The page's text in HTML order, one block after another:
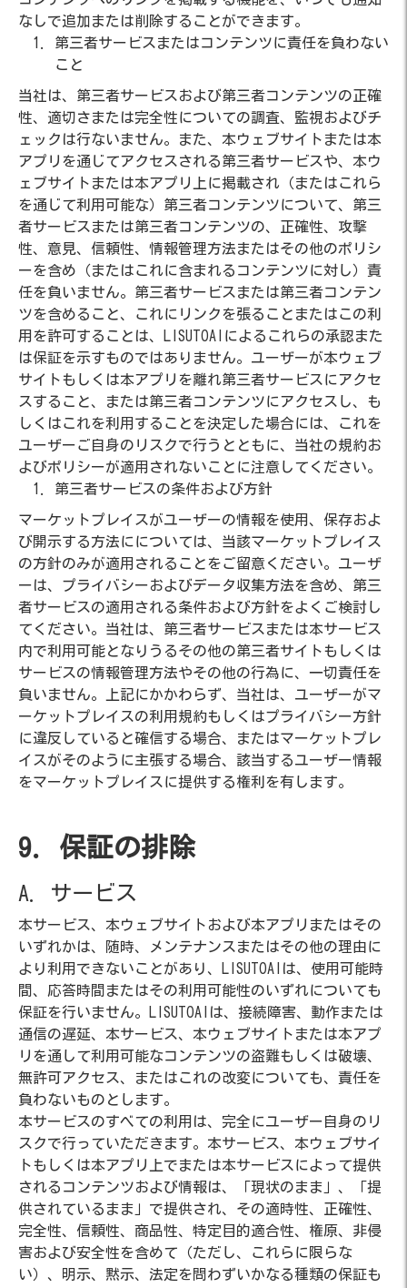
なしで追加または削除することができます。
第三者サービスまたはコンテンツに責任を負わない
こと
当社は、第三者サービスおよび第三者コンテンツの正確
性、適切さまたは完全性についての調査、監視およびチ
ェックは行ないません。また、本ウェブサイトまたは本
アプリを通じてアクセスされる第三者サービスや、本ウ
ェブサイトまたは本アプリ上に掲載され（またはこれら
を通じて利用可能な）第三者コンテンツについて、第三
者サービスまたは第三者コンテンツの、正確性、攻撃
性、意見、信頼性、情報管理方法またはその他のポリシ
ーを含め（またはこれに含まれるコンテンツに対し）責
任を負いません。第三者サービスまたは第三者コンテン
ツを含めること、これにリンクを張ることまたはこの利
用を許可することは、LISUTOAIによるこれらの承認また
は保証を示すものではありません。ユーザーが本ウェブ
サイトもしくは本アプリを離れ第三者サービスにアクセ
スすること、または第三者コンテンツにアクセスし、も
しくはこれを利用することを決定した場合には、これを
ユーザーご自身のリスクで行うとともに、当社の規約お
よびポリシーが適用されないことに注意してください。
第三者サービスの条件および方針
マーケットプレイスがユーザーの情報を使用、保存およ
び開示する方法にについては、当該マーケットプレイス
の方針のみが適用されることをご留意ください。ユーザ
ーは、プライバシーおよびデータ収集方法を含め、第三
者サービスの適用される条件および方針をよくご検討し
てください。当社は、第三者サービスまたは本サービス
内で利用可能となりうるその他の第三者サイトもしくは
サービスの情報管理方法やその他の行為に、一切責任を
負いません。上記にかかわらず、当社は、ユーザーがマ
ーケットプレイスの利用規約もしくはプライバシー方針
に違反していると確信する場合、またはマーケットプレ
イスがそのように主張する場合、該当するユーザー情報
をマーケットプレイスに提供する権利を有します。
9. 保証の排除
A. サービス
本サービス、本ウェブサイトおよび本アプリまたはその
いずれかは、随時、メンテナンスまたはその他の理由に
より利用できないことがあり、LISUTOAIは、使用可能時
間、応答時間またはその利用可能性のいずれについても
保証を行いません。LISUTOAIは、接続障害、動作または
通信の遅延、本サービス、本ウェブサイトまたは本アプ
リを通して利用可能なコンテンツの盗難もしくは破壊、
無許可アクセス、またはこれの改変についても、責任を
負わないものとします。
本サービスのすべての利用は、完全にユーザー自身のリ
スクで行っていただきます。本サービス、本ウェブサイ
トもしくは本アプリ上でまたは本サービスによって提供
されるコンテンツおよび情報は、「現状のまま」、「提
供されているまま」で提供され、その適時性、正確性、
完全性、信頼性、商品性、特定目的適合性、権原、非侵
害および安全性を含めて（ただし、これらに限らな
い）、明示、黙示、法定を問わずいかなる種類の保証も